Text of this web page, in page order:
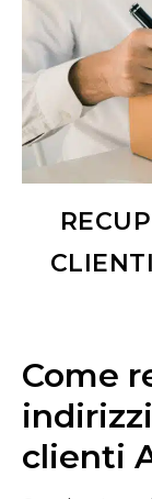
Come
clienti